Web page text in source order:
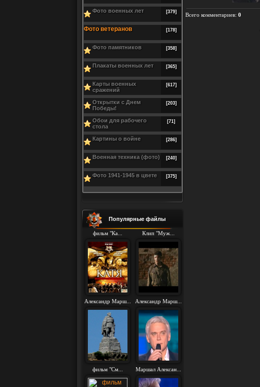
Фото военных лет [379]
Фото ветеранов [178]
Фото памятников [358]
Плакаты военных лет [365]
Карты военных
сражений
[617]
Открытки с Днем
Победы!
[203]
Обои для рабочего
стола
[71]
Картины о войне [286]
Военная техника (фото) [240]
Фото 1941-1945 в цвете [375]
Популярные файлы
фильм "Ка... Клип "Муж...
Александр Марш... Александр Марш...
фильм "См... Маршал Алексан...
Всего комментариев: 0